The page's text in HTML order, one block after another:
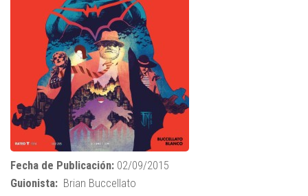
Fecha de Publicación: 02/09/2015
Guionista: Brian Buccellato